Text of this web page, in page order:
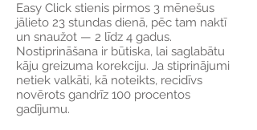
Easy Click stienis pirmos 3 mēnešus
jālieto 23 stundas dienā, pēc tam naktī
un snaužot — 2 līdz 4 gadus.
Nostiprināšana ir būtiska, lai saglabātu
kāju greizuma korekciju. Ja stiprinājumi
netiek valkāti, kā noteikts, recidīvs
novērots gandrīz 100 procentos
gadījumu.